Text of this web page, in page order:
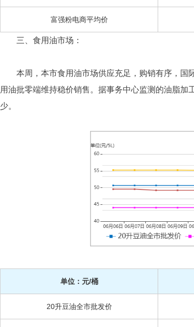
富强粉电商平均价
三、食用油市场：
本周，本市食用油市场供应充足，购销有序，国
用油批零端维持稳价销售。据事务中心监测的油脂
少。
单位：元/桶
20升豆油全市批发价